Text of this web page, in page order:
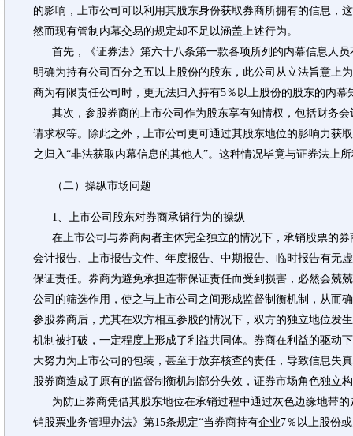
的影响，上市公司可以利用其股东身份获取券商所拥有的信息，
然而现有管制内幕交易的规定却不足以涵盖上述行为。
首先，《证券法》第六十八条第一款各项所列的内幕信息人员
明确为持有公司百分之五以上股份的股东，此公司从立法旨意上
商为有限责任公司时，更无法归入持有5％以上股份的股东的内幕
其次，参股券商的上市公司作为股东享有知情权，包括财务会
请求权等。除此之外，上市公司更可通过其股东地位的影响力获
之归入“非法获取内幕信息的其他人”。这种情况毕竟与证券法上
（二）操纵市场问题
1、上市公司股东对券商承销行为的操纵
在上市公司与券商两者主体完全独立的情况下，承销股票的券
会计报告、上市报告文件、年度报告、中期报告、临时报告有无
保证责任。券商为避免承担连带保证责任而受到损害，必然会兢
公司的筛选作用，使之与上市公司之间形成监督制衡机制，从而
参股券商后，尤其在双方相互参股的情况下，双方的独立地位发
机制被打破，一定程度上形成了利益共同体。券商在利益的驱动
大努力为上市公司的包装，甚至于放弃核查的责任，导致信息失
股券商造成了原有的监督制衡机制部分失效，证券市场角色独立
为防止券商凭借其股东地位在承销过程中通过灰色边缘地带的
销股票业务管理办法》第15条规定“当券商持有企业7％以上股份